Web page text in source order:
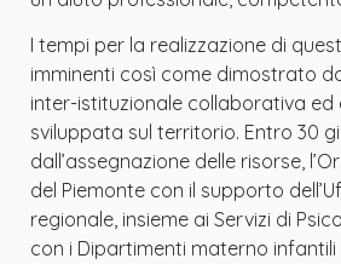
I tempi per la realizzazione di
imminenti così come dimostrato
inter-istituzionale collaborativa ed
sviluppata sul territorio. Entro 30
dall’assegnazione delle risorse,
del Piemonte con il supporto
regionale, insieme ai Servizi di
con i Dipartimenti materno infantili